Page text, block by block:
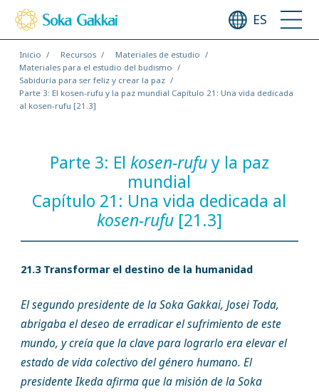
ES
Inicio Recursos
Materiales de estudio
Materiales para el estudio del budismo
Sabiduría para ser feliz y crear la paz
Parte 3: El kosen-rufu y la paz mundial Capítulo 21: Una vida dedicada
al kosen-rufu [21.3]
Parte 3: El kosen-rufuy la paz
mundial
Capítulo 21: Una vida dedicada al
kosen-rufu[21.3]
21.3 Transformar el destino de la humanidad
El segundo presidente de la Soka Gakkai, Josei Toda,
abrigaba el deseo de erradicar el sufrimiento de este
mundo, y creía que la clave para lograrlo era elevar el
estado de vida colectivo del género humano. El
presidente Ikeda afirma que la misión de la Soka